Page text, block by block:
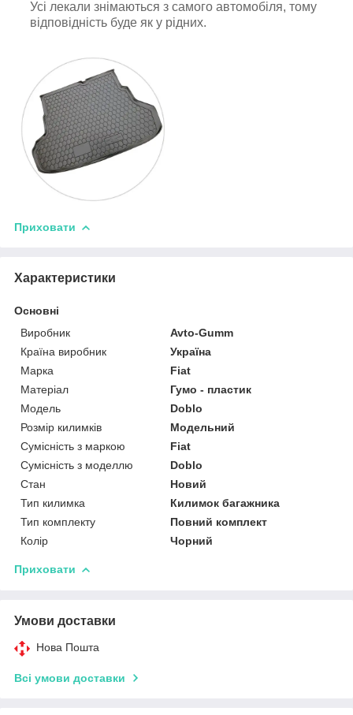
Усі лекали знімаються з самого автомобіля, тому
відповідність буде як у рідних.
Приховати
Характеристики
Основні
Виробник
Avto-Gumm
Країна виробник
Україна
Марка
Fiat
Матеріал
Гумо - пластик
Модель
Doblo
Розмір килимків
Модельний
Сумісність з маркою
Fiat
Сумісність з моделлю
Doblo
Стан
Новий
Тип килимка
Килимок багажника
Тип комплекту
Повний комплект
Колір
Чорний
Приховати
Умови доставки
Нова Пошта
Всі умови доставки